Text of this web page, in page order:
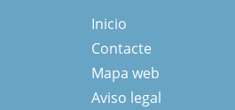
Inicio
Contacte
Mapa web
Aviso legal